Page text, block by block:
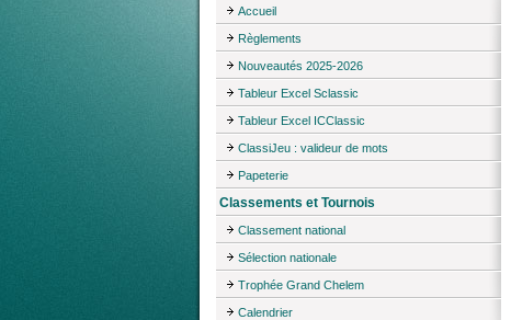
Accueil
Règlements
Nouveautés 2025-2026
Tableur Excel Sclassic
Tableur Excel ICClassic
ClassiJeu : valideur de mots
Papeterie
Classements et Tournois
Classement national
Sélection nationale
Trophée Grand Chelem
Calendrier